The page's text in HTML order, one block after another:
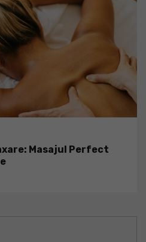
Masajul Perfect